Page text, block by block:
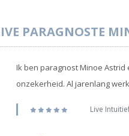
PARAGNOSTE
Ik ben paragnost Minoe
onzekerheid. Al jarenlang
Live